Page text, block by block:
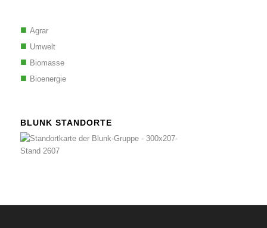
Agrar
Umwelt
Biomasse
Bioenergie
BLUNK STANDORTE